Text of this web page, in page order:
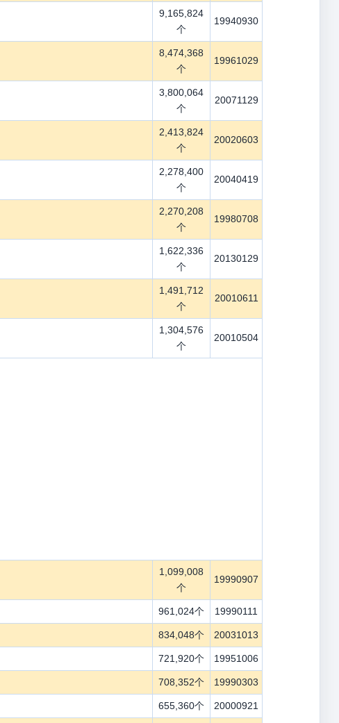
9,165,824
个
19940930
8,474,368
个
19961029
3,800,064
个
20071129
2,413,824
个
20020603
2,278,400
个
20040419
2,270,208
个
19980708
1,622,336
个
20130129
1,491,712
个
20010611
1,304,576
个
20010504
1,099,008
个
19990907
961,024个 19990111
834,048个 20031013
721,920个 19951006
708,352个 19990303
655,360个 20000921